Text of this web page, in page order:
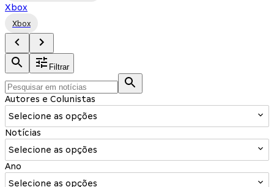
Xbox
Xbox
Filtrar
Autores e Colunistas
Selecione as opções
Notícias
Selecione as opções
Ano
Selecione as opções